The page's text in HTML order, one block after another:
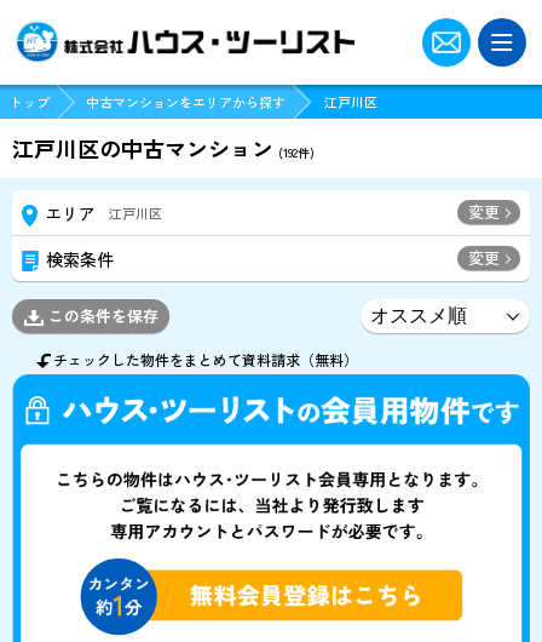
トップ 中古マンションをエリアから探す 江戸川区
江戸川区の中古マンション (192件)
エリア 江戸川区 変更
検索条件 変更
この条件を保存
チェックした物件をまとめて資料請求（無料）